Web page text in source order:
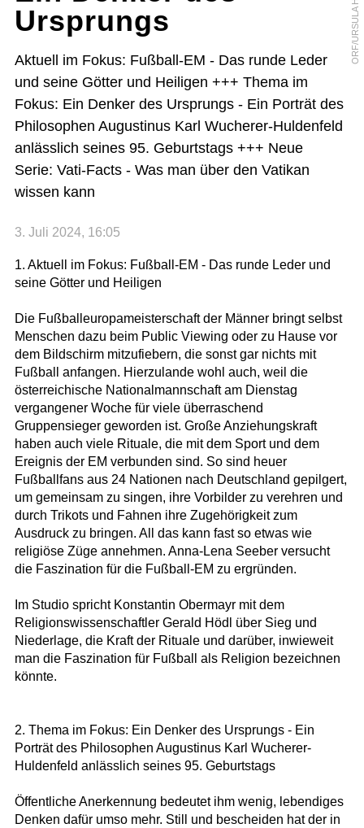
Ursprungs
Aktuell im Fokus: Fußball-EM - Das runde Leder
und seine Götter und Heiligen +++ Thema im
Fokus: Ein Denker des Ursprungs - Ein Porträt des
Philosophen Augustinus Karl Wucherer-Huldenfeld
anlässlich seines 95. Geburtstags +++ Neue
Serie: Vati-Facts - Was man über den Vatikan
wissen kann
3. Juli 2024, 16:05
1. Aktuell im Fokus: Fußball-EM - Das runde Leder und
seine Götter und Heiligen
Die Fußballeuropameisterschaft der Männer bringt selbst
Menschen dazu beim Public Viewing oder zu Hause vor
dem Bildschirm mitzufiebern, die sonst gar nichts mit
Fußball anfangen. Hierzulande wohl auch, weil die
österreichische Nationalmannschaft am Dienstag
vergangener Woche für viele überraschend
Gruppensieger geworden ist. Große Anziehungskraft
haben auch viele Rituale, die mit dem Sport und dem
Ereignis der EM verbunden sind. So sind heuer
Fußballfans aus 24 Nationen nach Deutschland gepilgert,
um gemeinsam zu singen, ihre Vorbilder zu verehren und
durch Trikots und Fahnen ihre Zugehörigkeit zum
Ausdruck zu bringen. All das kann fast so etwas wie
religiöse Züge annehmen. Anna-Lena Seeber versucht
die Faszination für die Fußball-EM zu ergründen.
Im Studio spricht Konstantin Obermayr mit dem
Religionswissenschaftler Gerald Hödl über Sieg und
Niederlage, die Kraft der Rituale und darüber, inwieweit
man die Faszination für Fußball als Religion bezeichnen
könnte.
2. Thema im Fokus: Ein Denker des Ursprungs - Ein
Porträt des Philosophen Augustinus Karl Wucherer-
Huldenfeld anlässlich seines 95. Geburtstags
Öffentliche Anerkennung bedeutet ihm wenig, lebendiges
Denken dafür umso mehr. Still und bescheiden hat der in